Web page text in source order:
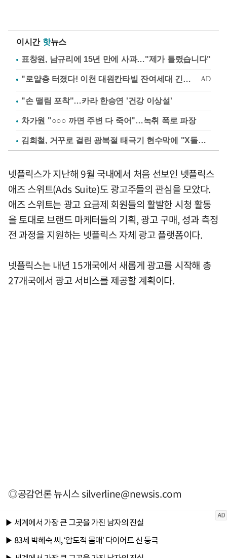
이시간 핫뉴스
표창원, 남규리에 15년 만에 사과…"제가 틀렸습니다"
"손 떨림 포착"…카라 한승연 '건강 이상설'
차가원 "○○○ 까면 주변 다 죽어"…녹취 폭로 파장
김희철, 거꾸로 걸린 광복절 태극기 현수막에 "X돌았네"
넷플릭스가 지난해 9월 국내에서 처음 선보인 넷플릭스
애즈 스위트(Ads Suite)도 광고주들의 관심을 모았다.
애즈 스위트는 광고 요금제 회원들의 활발한 시청 활동
을 토대로 브랜드 마케터들의 기획, 광고 구매, 성과 측정
전 과정을 지원하는 넷플릭스 자체 광고 플랫폼이다.
넷플릭스는 내년 15개국에서 새롭게 광고를 시작해 총
27개국에서 광고 서비스를 제공할 계획이다.
◎공감언론 뉴시스silverline@newsis.com